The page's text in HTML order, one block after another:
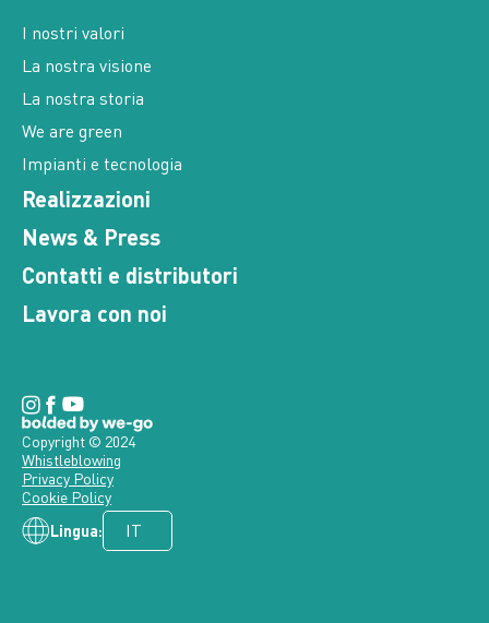
I nostri valori
La nostra visione
La nostra storia
We are green
Impianti e tecnologia
Realizzazioni
News & Press
Contatti e distributori
Lavora con noi
Lingua:
Copyright © 2024
Whistleblowing
Privacy Policy
Cookie Policy